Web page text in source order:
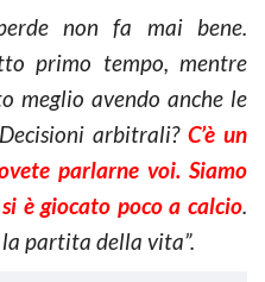
non fa mai bene.
primo tempo, mentre
meglio avendo anche le
arbitrali? C’è un
parlarne voi. Siamo
è giocato poco a calcio.
partita della vita”.